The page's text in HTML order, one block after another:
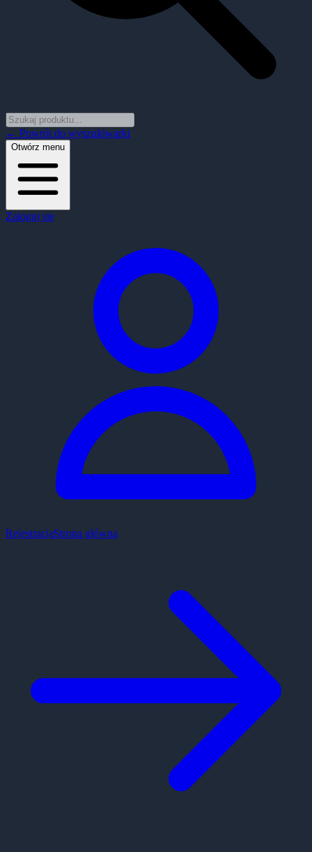
← Powrót do wyszukiwarki
Otwórz menu
Zaloguj się
RejestracjaStrona główna